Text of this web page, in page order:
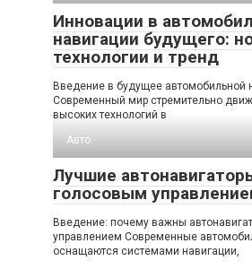
Инновации в
навигации будущего:
технологии и тренд
Введение в будущее автомобильной
Современный мир стремительно
высоких технологий в
Авто
Лучшие
голосовым
Введение: почему важны
управлением Современные
оснащаются системами навигации,